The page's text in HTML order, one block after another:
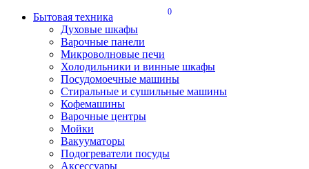
0
Бытовая техника
Духовые шкафы
Варочные панели
Микроволновые печи
Холодильники и винные шкафы
Посудомоечные машины
Стиральные и сушильные машины
Кофемашины
Варочные центры
Мойки
Вакууматоры
Подогреватели посуды
Аксессуары